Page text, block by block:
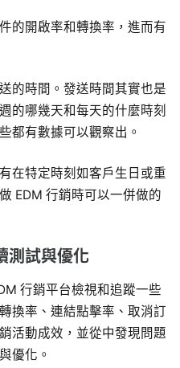
的開啟率和轉換率，進而有
的時間。發送時間其實也是
的哪幾天和每天的什麼時刻
都有數據可以觀察出。
在特定時刻如客戶生日或重
EDM 行銷時可以一併做的
測試與優化
行銷平台檢視和追蹤一些
換率、連結點擊率、取消訂
活動成效，並從中發現問題
優化。